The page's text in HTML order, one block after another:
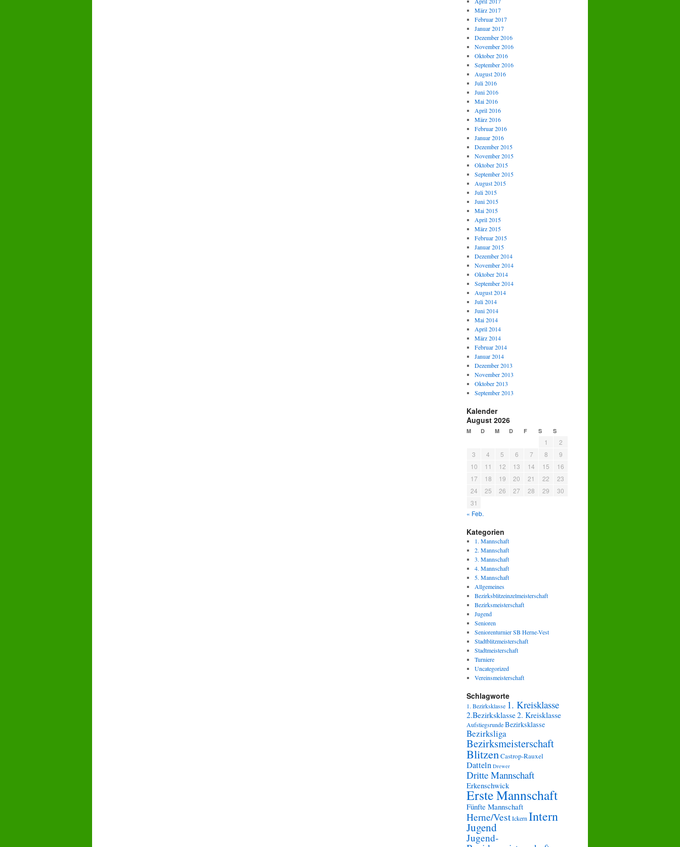
März 2017
Februar 2017
Januar 2017
Dezember 2016
November 2016
Oktober 2016
September 2016
August 2016
Juli 2016
Juni 2016
Mai 2016
April 2016
März 2016
Februar 2016
Januar 2016
Dezember 2015
November 2015
Oktober 2015
September 2015
August 2015
Juli 2015
Juni 2015
Mai 2015
April 2015
März 2015
Februar 2015
Januar 2015
Dezember 2014
November 2014
Oktober 2014
September 2014
August 2014
Juli 2014
Juni 2014
Mai 2014
April 2014
März 2014
Februar 2014
Januar 2014
Dezember 2013
November 2013
Oktober 2013
September 2013
Kalender
August 2026
M D M D F S S
1
2
3
4 5 6 7 8
9
10
11 12 13 14 15
16
17
18 19 20 21 22
23
24
25 26 27 28 29
30
31
« Feb.
Kategorien
1. Mannschaft
2. Mannschaft
3. Mannschaft
4. Mannschaft
5. Mannschaft
Allgemeines
Bezirksblitzeinzelmeisterschaft
Bezirksmeisterschaft
Jugend
Senioren
Seniorenturnier SB Herne-Vest
Stadtblitzmeisterschaft
Stadtmeisterschaft
Turniere
Uncategorized
Vereinsmeisterschaft
Schlagworte
1. Bezirksklasse 1. Kreisklasse
2.Bezirksklasse2. Kreisklasse
AufstiegsrundeBezirksklasse
Bezirksliga
Bezirksmeisterschaft
BlitzenCastrop-Rauxel
Datteln Drewer
Dritte Mannschaft
Erkenschwick
Erste Mannschaft
Fünfte Mannschaft
Herne/VestIckernIntern
Jugend
Jugend-